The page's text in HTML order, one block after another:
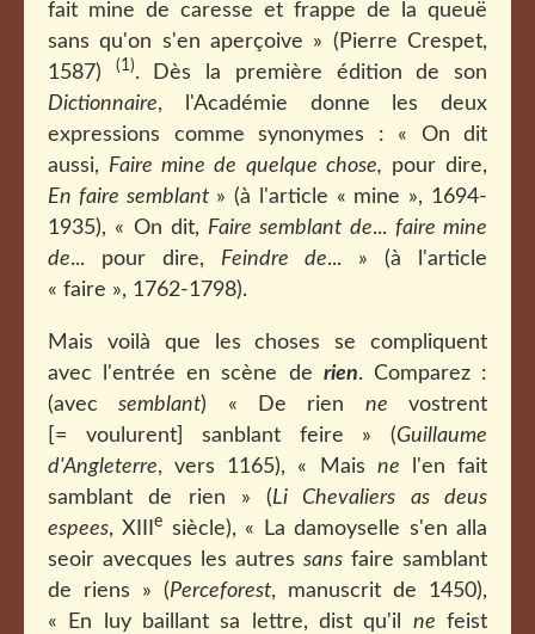
fait mine de caresse et frappe de la queuë
sans qu'on s'en aperçoive » (Pierre Crespet,
1587)
(1). Dès la première édition de son
Dictionnaire, l'Académie donne les deux
expressions comme synonymes : « On dit
aussi, Faire mine de quelque chose, pour dire,
En faire semblant» (à l'article « mine », 1694-
1935), « On dit, Faire semblant de... faire mine
de... pour dire, Feindre de... » (à l'article
« faire », 1762-1798).
Mais voilà que les choses se compliquent
avec l'entrée en scène de rien. Comparez :
(avecsemblant) « De rien ne vostrent
[= voulurent] sanblant feire » (Guillaume
d'Angleterre, vers 1165), « Mais ne l'en fait
samblant de rien » (Li Chevaliers as deus
espees, XIIIe siècle), « La damoyselle s'en alla
seoir avecques les autres sans faire samblant
de riens » (Perceforest, manuscrit de 1450),
« En luy baillant sa lettre, dist qu'il ne feist